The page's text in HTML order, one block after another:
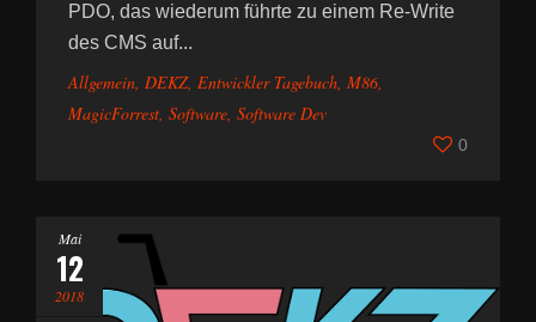
PDO, das wiederum führte zu einem Re-Write
des CMS auf...
Allgemein, DEKZ, Entwickler Tagebuch, M86,
MagicForrest, Software, Software Dev
0
Mai
12
2018